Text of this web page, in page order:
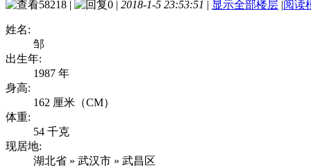
58218 | 0 | 2018-1-5 23:53:51 | 显示全部楼层 |阅读
姓名:
邹
出生年:
1987 年
身高:
162 厘米（CM）
体重:
54 千克
现居地:
湖北省 » 武汉市 » 武昌区